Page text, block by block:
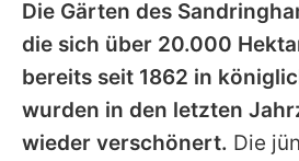
Die Gärten des
die sich über 20.000
bereits seit 1862 in
wurden in den letzten
wieder verschönert. Die